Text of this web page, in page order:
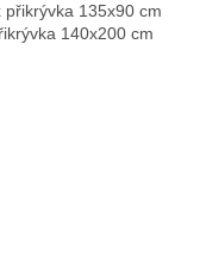
135x90 cm
140x200 cm